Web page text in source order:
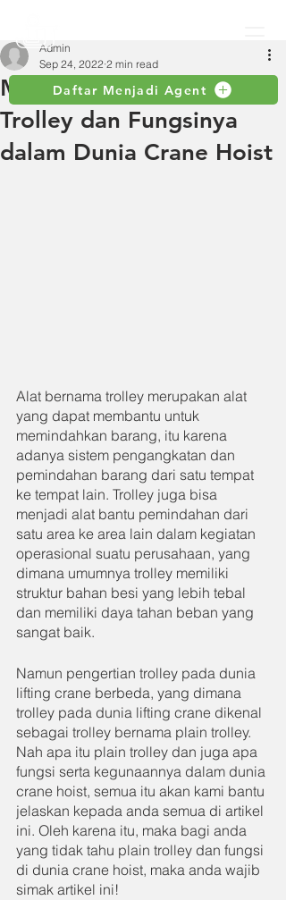
Daftar Menjadi Agent
Mengenal Apa Itu Plain
Trolley dan Fungsinya
dalam Dunia Crane Hoist
Admin
Sep 24, 2022 2 min read
Alat bernama trolley merupakan alat
yang dapat membantu untuk
memindahkan barang, itu karena
adanya sistem pengangkatan dan
pemindahan barang dari satu tempat
ke tempat lain. Trolley juga bisa
menjadi alat bantu pemindahan dari
satu area ke area lain dalam kegiatan
operasional suatu perusahaan, yang
dimana umumnya trolley memiliki
struktur bahan besi yang lebih tebal
dan memiliki daya tahan beban yang
sangat baik.
Namun pengertian trolley pada dunia
lifting crane berbeda, yang dimana
trolley pada dunia lifting crane dikenal
sebagai trolley bernama plain trolley.
Nah apa itu plain trolley dan juga apa
fungsi serta kegunaannya dalam dunia
crane hoist, semua itu akan kami bantu
jelaskan kepada anda semua di artikel
ini. Oleh karena itu, maka bagi anda
yang tidak tahu plain trolley dan fungsi
di dunia crane hoist, maka anda wajib
simak artikel ini!